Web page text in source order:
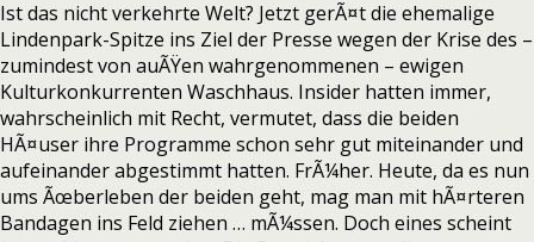
Ist das nicht verkehrte Welt? Jetzt gerÃ¤t die ehemalige
Lindenpark-Spitze ins Ziel der Presse wegen der Krise des –
zumindest von auÃŸen wahrgenommenen – ewigen
Kulturkonkurrenten Waschhaus. Insider hatten immer,
wahrscheinlich mit Recht, vermutet, dass die beiden
HÃ¤user ihre Programme schon sehr gut miteinander und
aufeinander abgestimmt hatten. FrÃ¼her. Heute, da es nun
ums Ãœberleben der beiden geht, mag man mit hÃ¤rteren
Bandagen ins Feld ziehen … mÃ¼ssen. Doch eines scheint